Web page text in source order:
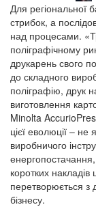
Для регіональної
стрибок, а
над процесами.
поліграфічному
друкарень свого
до складного
поліграфію, друк
виготовлення
Minolta
цієї еволюції –
виробничого
коротких
перетворюється з
бізнесу.